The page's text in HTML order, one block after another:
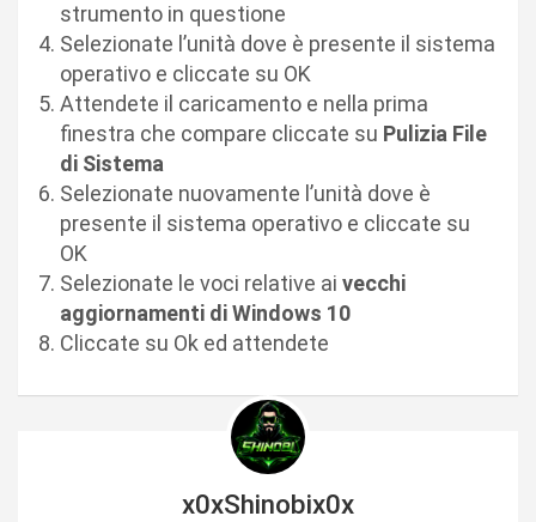
strumento in questione
Selezionate l’unità dove è presente il sistema
operativo e cliccate su OK
Attendete il caricamento e nella prima
finestra che compare cliccate su Pulizia File
di Sistema
Selezionate nuovamente l’unità dove è
presente il sistema operativo e cliccate su
OK
Selezionate le voci relative ai vecchi
aggiornamenti di Windows 10
Cliccate su Ok ed attendete
x0xShinobix0x